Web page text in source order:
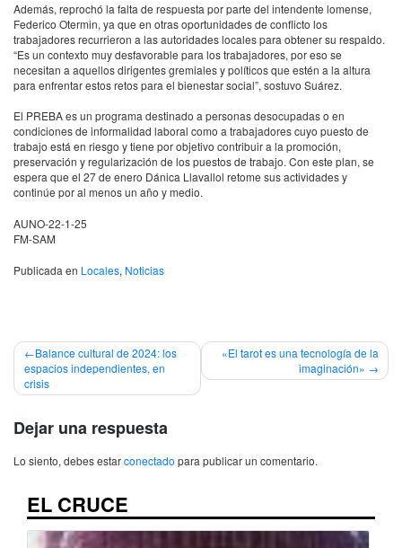
Además, reprochó la falta de respuesta por parte del intendente lomense,
Federico Otermin, ya que en otras oportunidades de conflicto los
trabajadores recurrieron a las autoridades locales para obtener su respaldo.
“Es un contexto muy desfavorable para los trabajadores, por eso se
necesitan a aquellos dirigentes gremiales y políticos que estén a la altura
para enfrentar estos retos para el bienestar social”, sostuvo Suárez.
El PREBA es un programa destinado a personas desocupadas o en
condiciones de informalidad laboral como a trabajadores cuyo puesto de
trabajo está en riesgo y tiene por objetivo contribuir a la promoción,
preservación y regularización de los puestos de trabajo. Con este plan, se
espera que el 27 de enero Dánica Llavallol retome sus actividades y
continúe por al menos un año y medio.
AUNO-22-1-25
FM-SAM
Publicada en Locales, Noticias
Navegación
de
Balance cultural de 2024: los
espacios independientes, en
crisis
«El tarot es una tecnología de la
imaginación»
Dejar una respuesta
Lo siento, debes estarconectado para publicar un comentario.
EL CRUCE